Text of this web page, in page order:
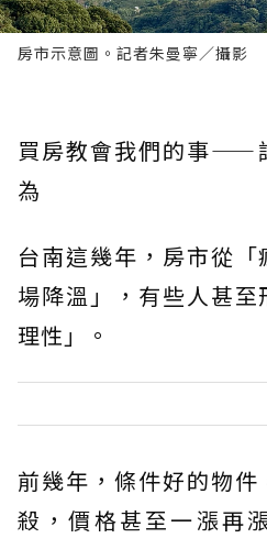
房市示意圖。記者朱曼寧／攝影
買房教會我們的事——
為
台南這幾年，房市從
場降溫」，有些人甚
理性」。
前幾年，條件好的物
殺，價格甚至一漲再